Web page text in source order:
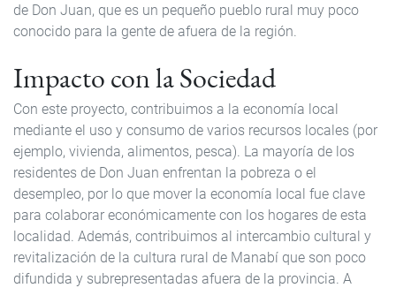
de Don Juan, que es un pequeño pueblo rural muy poco
conocido para la gente de afuera de la región.
Impacto con la Sociedad
Con este proyecto, contribuimos a la economía local
mediante el uso y consumo de varios recursos locales (por
ejemplo, vivienda, alimentos, pesca). La mayoría de los
residentes de Don Juan enfrentan la pobreza o el
desempleo, por lo que mover la economía local fue clave
para colaborar económicamente con los hogares de esta
localidad. Además, contribuimos al intercambio cultural y
revitalización de la cultura rural de Manabí que son poco
difundida y subrepresentadas afuera de la provincia. A